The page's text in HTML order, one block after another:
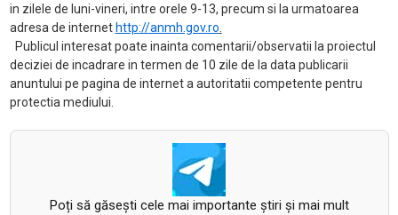
in zilele de luni-vineri, intre orele 9-13, precum si la urmatoarea
adresa de internet http://anmh.gov.ro.
Publicul interesat poate inainta comentarii/observatii la proiectul
deciziei de incadrare in termen de 10 zile de la data publicarii
anuntului pe pagina de internet a autoritatii competente pentru
protectia mediului.
Poți să găsești cele mai importante știri și mai mult